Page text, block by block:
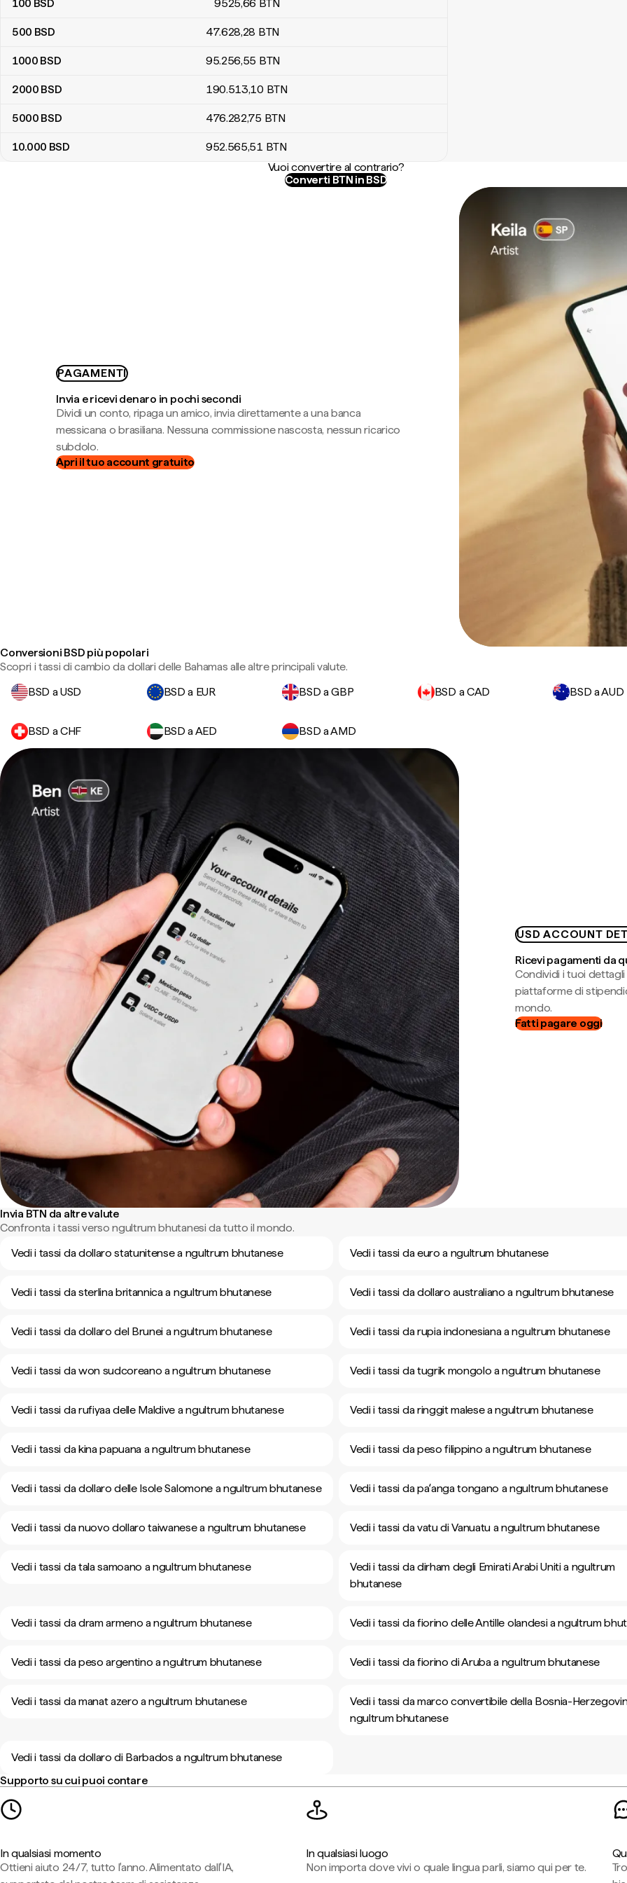
100 BSD 9525,66 BTN
500 BSD 47.628,28 BTN
1000 BSD 95.256,55 BTN
2000 BSD 190.513,10 BTN
5000 BSD 476.282,75 BTN
10.000 BSD 952.565,51 BTN
Vuoi convertire al contrario?
Converti BTN in BSD
PAGAMENTI
Invia e ricevi denaro in pochi secondi
Dividi un conto, ripaga un amico, invia direttamente a una banca
messicana o brasiliana. Nessuna commissione nascosta, nessun ricarico
subdolo.
Apri il tuo account gratuito
Conversioni BSD più popolari
Scopri i tassi di cambio da dollari delle Bahamas alle altre principali valute.
BSD a USD
BSD a EUR BSD a GBP BSD a CAD BSD a AUD
BSD a CHF BSD a AED BSD a AMD
USD ACCOUNT
Ricevi pagamenti da
Condividi i tuoi dettagli
piattaforme di
mondo.
Fatti pagare oggi
Invia BTN da altre valute
Confronta i tassi verso ngultrum bhutanesi da tutto il mondo.
Vedi i tassi da dollaro statunitense a ngultrum bhutanese
Vedi i tassi da euro a ngultrum bhutanese
Vedi i tassi da sterlina britannica a ngultrum bhutanese Vedi i tassi da dollaro australiano a ngultrum bhutanese
Vedi i tassi da dollaro del Brunei a ngultrum bhutanese Vedi i tassi da rupia indonesiana a ngultrum bhutanese
Vedi i tassi da won sudcoreano a ngultrum bhutanese Vedi i tassi da tugrik mongolo a ngultrum bhutanese
Vedi i tassi da rufiyaa delle Maldive a ngultrum bhutanese Vedi i tassi da ringgit malese a ngultrum bhutanese
Vedi i tassi da kina papuana a ngultrum bhutanese Vedi i tassi da peso filippino a ngultrum bhutanese
Vedi i tassi da dollaro delle Isole Salomone a ngultrum bhutanese Vedi i tassi da paʻanga tongano a ngultrum bhutanese
Vedi i tassi da nuovo dollaro taiwanese a ngultrum bhutanese Vedi i tassi da vatu di Vanuatu a ngultrum bhutanese
Vedi i tassi da tala samoano a ngultrum bhutanese
Vedi i tassi da dirham degli Emirati Arabi Uniti a ngultrum
bhutanese
Vedi i tassi da dram armeno a ngultrum bhutanese Vedi i tassi da fiorino delle Antille olandesi a ngultrum
Vedi i tassi da peso argentino a ngultrum bhutanese Vedi i tassi da fiorino di Aruba a ngultrum bhutanese
Vedi i tassi da manat azero a ngultrum bhutanese
Vedi i tassi da marco convertibile della Bosnia-
ngultrum bhutanese
Vedi i tassi da dollaro di Barbados a ngultrum bhutanese
Supporto su cui puoi contare
In qualsiasi momento
Ottieni aiuto 24/7, tutto l'anno. Alimentato dall'IA,
In qualsiasi luogo
Non importa dove vivi o quale lingua parli, siamo qui per te.